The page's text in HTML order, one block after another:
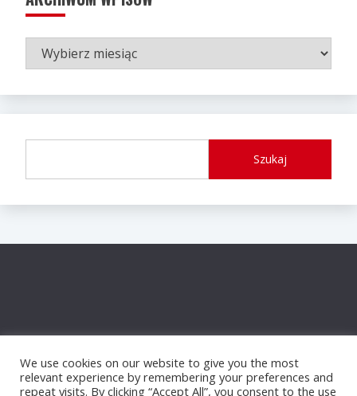
ARCHIWUM
WPISÓW
Szukaj
We use cookies on our website to give you the most
relevant experience by remembering your preferences and
repeat visits. By clicking “Accept All”, you consent to the use